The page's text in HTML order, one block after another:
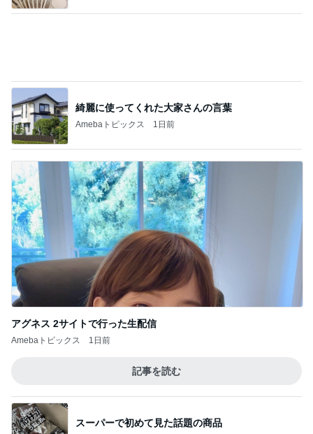
記事を読む
スーパーで初めて見た話題の商品
Amebaトピックス 2日前
次世代掃除機がやってきた！！
Amebaトピックス 17時間前
かとうかず子 ピーカンの暑い日
Amebaトピックス 1日前
Amebaトピックス 1日前
高橋英樹 北海道から届いたお土産